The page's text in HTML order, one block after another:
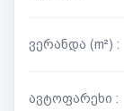
ვერანდა (m²) :
ავტოფარეხი :